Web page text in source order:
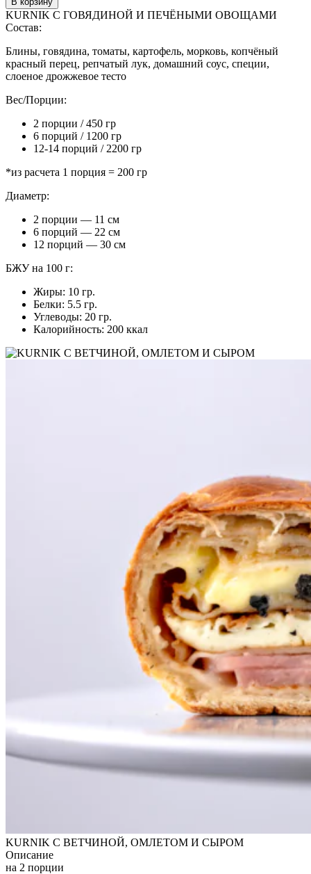
KURNIK С ГОВЯДИНОЙ И ПЕЧЁНЫМИ ОВОЩАМИ
Состав:
Блины, говядина, томаты, картофель, морковь, копчёный
красный перец, репчатый лук, домашний соус, специи,
слоеное дрожжевое тесто
Вес/Порции:
2 порции / 450 гр
6 порций / 1200 гр
12-14 порций / 2200 гр
*из расчета 1 порция = 200 гр
Диаметр:
2 порции — 11 см
6 порций — 22 см
12 порций — 30 см
БЖУ на 100 г:
Жиры: 10 гр.
Белки: 5.5 гр.
Углеводы: 20 гр.
Калорийность: 200 ккал
KURNIK С ВЕТЧИНОЙ, ОМЛЕТОМ И СЫРОМ
Описание
на 2 порции